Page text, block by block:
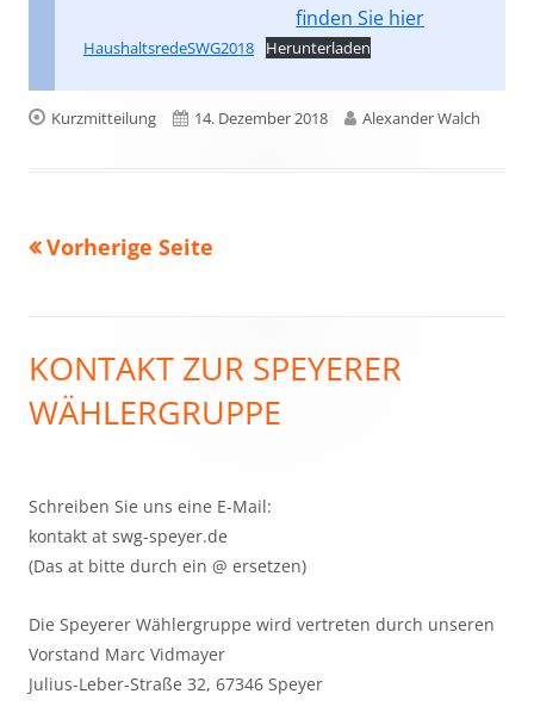
finden Sie hier
HaushaltsredeSWG2018 Herunterladen
Format
Kurzmitteilung
Veröffentlicht
14. Dezember 2018 Autor
Alexander Walch
Seitennummerierung
Beiträge
Vorherige Seite
Haupt-
Seitenleiste
KONTAKT ZUR SPEYERER
WÄHLERGRUPPE
Schreiben Sie uns eine E-Mail:
kontakt at swg-speyer.de
(Das at bitte durch ein @ ersetzen)
Die Speyerer Wählergruppe wird vertreten durch unseren
Vorstand Marc Vidmayer
Julius-Leber-Straße 32, 67346 Speyer